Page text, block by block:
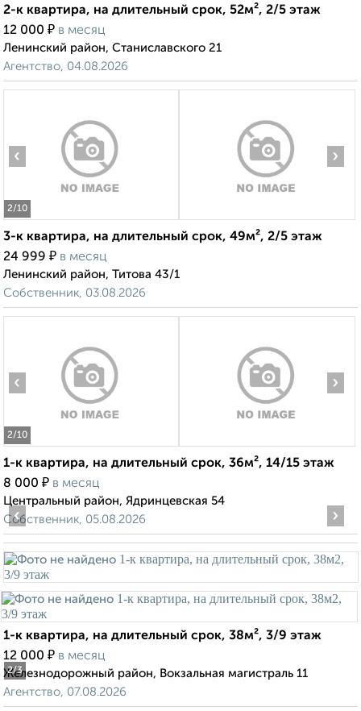
2-к квартира, на длительный срок, 52м², 2/5 этаж
12 000 ₽ в месяц
Ленинский район, Станиславского 21
Агентство, 04.08.2026
2/10
‹ ›
3-к квартира, на длительный срок, 49м², 2/5 этаж
24 999 ₽ в месяц
Ленинский район, Титова 43/1
Собственник, 03.08.2026
2/10
‹ ›
1-к квартира, на длительный срок, 36м², 14/15 этаж
8 000 ₽ в месяц
Центральный район, Ядринцевская 54
Собственник, 05.08.2026
2/3
‹ ›
1-к квартира, на длительный срок, 38м², 3/9 этаж
12 000 ₽ в месяц
Железнодорожный район, Вокзальная магистраль 11
Агентство, 07.08.2026